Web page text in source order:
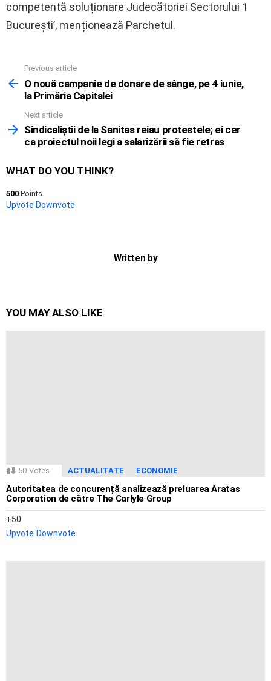
competentă soluționare Judecătoriei Sectorului 1
București’, menționează Parchetul.
more
Previous article
O nouă campanie de donare de sânge, pe 4 iunie,
la Primăria Capitalei
Next article
Sindicaliștii de la Sanitas reiau protestele; ei cer
ca proiectul noii legi a salarizării să fie retras
WHAT DO YOU THINK?
500 Points
Upvote Downvote
Written by
YOU MAY ALSO LIKE
50 Votes ACTUALITATE ECONOMIE
Autoritatea de concurență analizează preluarea Aratas
Corporation de către The Carlyle Group
50
Upvote Downvote